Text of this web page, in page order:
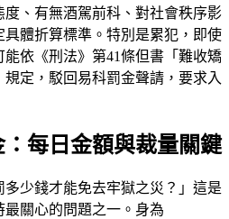
、有無酒駕前科、對社會秩序影
體折算標準。特別是累犯，即使
依《刑法》第41條但書「難收矯
定，駁回易科罰金聲請，要求入
每日金額與裁量關鍵
多少錢才能免去牢獄之災？」這是
關心的問題之一。身為